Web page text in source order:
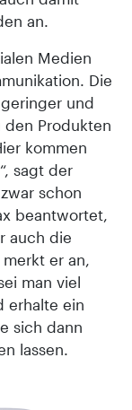
an.
Medien
Die
und
den Produkten
kommen
sagt der
schon
beantwortet,
auch die
er an,
man viel
erhalte ein
sich dann
lassen.